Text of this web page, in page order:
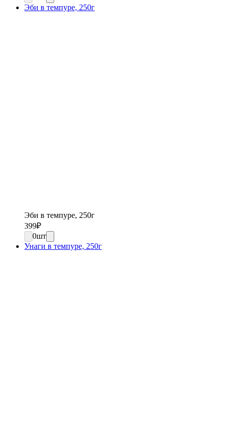
Эби в темпуре, 250г
Эби в темпуре, 250г
399₽
0шт
Унаги в темпуре, 250г